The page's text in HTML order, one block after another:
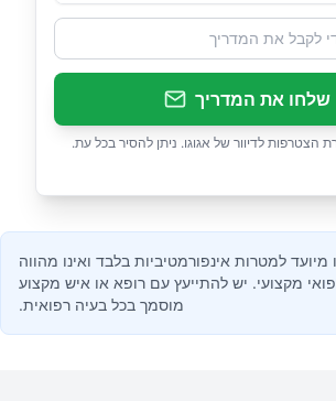
שלחו את המדריך
הצטרפות לדיוור של אגוגו. ניתן להסיר בכל עת.
למטרות אינפורמטיביות בלבד ואינו מהווה
מקצועי. יש להתייעץ עם רופא או איש מקצוע
מוסמך בכל בעיה רפואית.